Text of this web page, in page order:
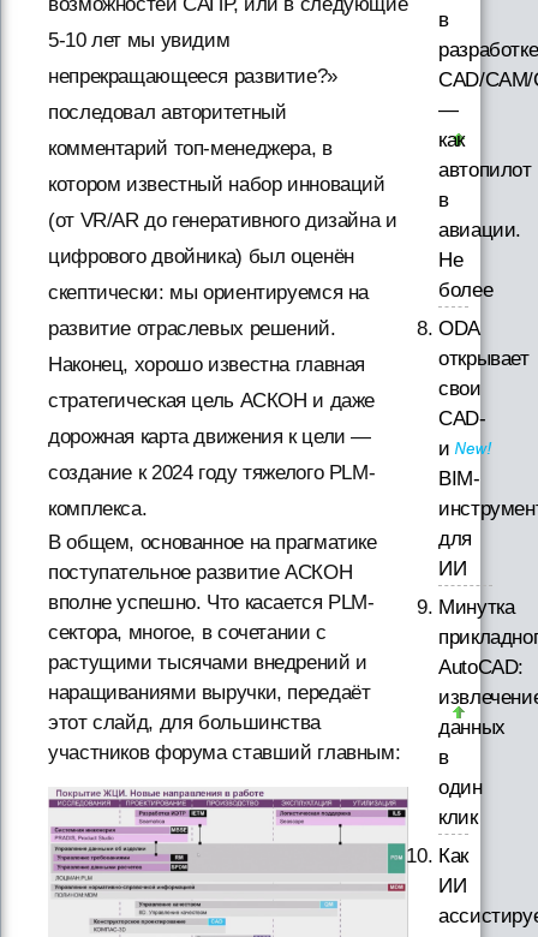
5-10 лет мы увидим
непрекращающееся развитие?»
последовал авторитетный
комментарий топ-менеджера, в
котором известный набор инноваций
(от VR/AR до генеративного дизайна и
цифрового двойника) был оценён
скептически: мы ориентируемся на
развитие отраслевых решений.
Наконец, хорошо известна главная
стратегическая цель АСКОН и даже
дорожная карта движения к цели —
создание к 2024 году тяжелого PLM-
комплекса.
В общем, основанное на прагматике
поступательное развитие АСКОН
вполне успешно. Что касается PLM-
сектора, многое, в сочетании с
растущими тысячами внедрений и
наращиваниями выручки, передаёт
этот слайд, для большинства
участников форума ставший главным:
в
разработке
CAD/
—
как
автопилот
в
авиации.
Не
более
ODA
открывает
свои
CAD-
и
BIM-
для
ИИ
Минутка
AutoCAD:
данных
в
один
клик
Как
ИИ